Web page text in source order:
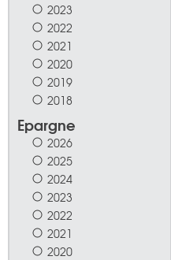
2023
2022
2021
2020
2019
2018
Epargne
2026
2025
2024
2023
2022
2021
2020